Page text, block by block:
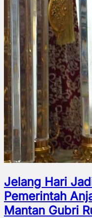
Jelang Hari
Pemerintah
Mantan Gubri